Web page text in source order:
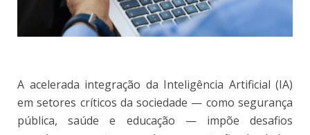
A acelerada integração da Inteligência Artificial (IA)
em setores críticos da sociedade — como segurança
pública, saúde e educação — impõe desafios